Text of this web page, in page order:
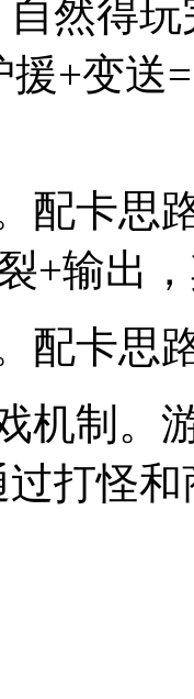
然得
援+变送
配卡思
+输出
配卡思
机制。
打怪